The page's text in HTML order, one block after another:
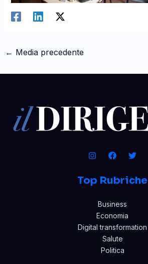
← Media precedente
Top Rubriche
Business
Economia
Digital transformation
Salute
Politica